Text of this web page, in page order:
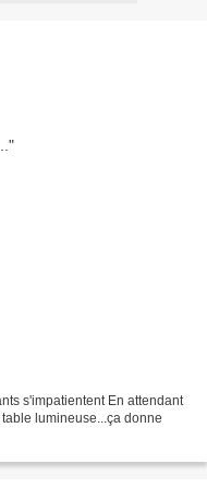
s'impatientent En attendant
lumineuse...ça donne